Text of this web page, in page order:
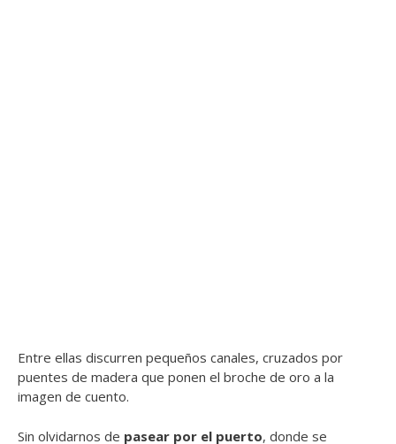
Entre ellas discurren pequeños canales, cruzados por
puentes de madera que ponen el broche de oro a la
imagen de cuento.
Sin olvidarnos de pasear por el puerto, donde se